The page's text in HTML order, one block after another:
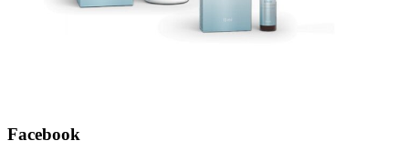
Facebook